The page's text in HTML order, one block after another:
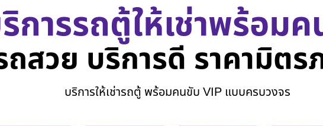
การรถตู้ให้เช่าพร้อม
ถสวย บริการดี ราคามิตร
บริการให้เช่ารถตู้ พร้อมคนขับ VIP แบบครบวงจร